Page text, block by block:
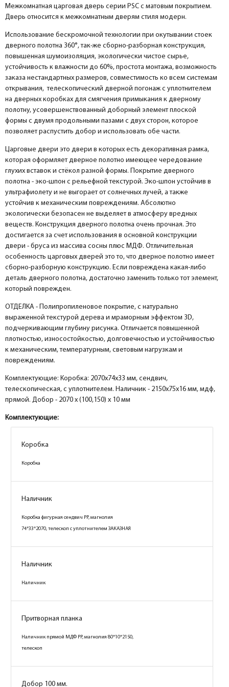
Притворная планка МДФ PP, белый 30*8*2070
Розетка
-
Межкомнатная царговая дверь серии PSC с матовым покрытием.
Дверь относится к межкомнатным дверям стиля модерн.
Использование бескромочной технологии при окутывании стоек
дверного полотна 360°, так-же сборно-разборная конструкция,
повышенная шумоизоляция, экологически чистое сырье,
устойчивость к влажности до 60%, простота монтажа, возможность
заказа нестандартных размеров, совместимость ко всем системам
открывания, телескопический дверной погонаж с уплотнителем
на дверных коробках для смягчения примыкания к дверному
полотну, усовершенствованный доборный элемент плоской
формы с двумя продольными пазами с двух сторон, которое
позволяет распустить добор и использовать обе части.
Царговые двери это двери в которых есть декоративная рамка,
которая оформляет дверное полотно имеющее чередование
глухих вставок и стёкол разной формы. Покрытие дверного
полотна - эко-шпон с рельефной текстурой. Эко-шпон устойчив в
ультрафиолету и не выгорает от солнечных лучей, а также
устойчив к механическим повреждениям. Абсолютно
экологически безопасен не выделяет в атмосферу вредных
веществ. Конструкция дверного полотна очень прочная. Это
достигается за счет использования в основной конструкции
двери - бруса из массива сосны плюс МДФ. Отличительная
особенность царговых дверей это то, что дверное полотно имеет
сборно-разборную конструкцию. Если повреждена какая-либо
деталь дверного полотна, достаточно заменить только тот элемент,
который поврежден.
ОТДЕЛКА - Полипропиленовое покрытие, с натурально
выраженной текстурой дерева и мраморным эффектом 3D,
подчеркивающим глубину рисунка. Отличается повышенной
плотностью, износостойкостью, долговечностью и устойчивостью
к механическим, температурным, световым нагрузкам и
повреждениям.
Комплектующие: Коробка: 2070х74х33 мм, сендвич,
телескопическая, с уплотнителем. Наличник - 2150х75х16 мм, мдф,
прямой. Добор - 2070 х (100,150) х 10 мм
Комплектующие:
Коробка
Коробка
Наличник
Коробка фигурная сендвич PP, магнолия
74*33*2070, телескоп с уплотнителем ЗАКАЗНАЯ
Наличник
Наличник
Притворная планка
Наличник прямой МДФ PP, магнолия 80*10*2150,
телескоп
Добор 100 мм.